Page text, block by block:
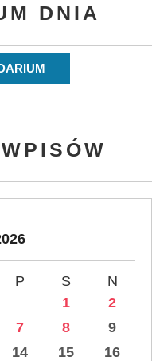
DNIA
P S
N
1
2
7 8
9
14 15
16